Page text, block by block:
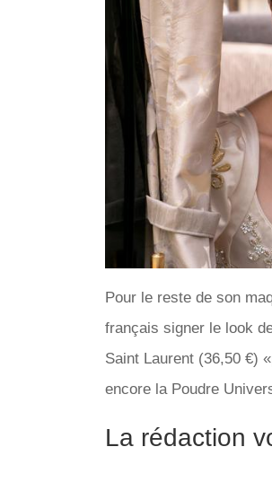
Pour le reste de son
français signer le look
Saint Laurent (36,50 €)
encore la Poudre
La rédaction